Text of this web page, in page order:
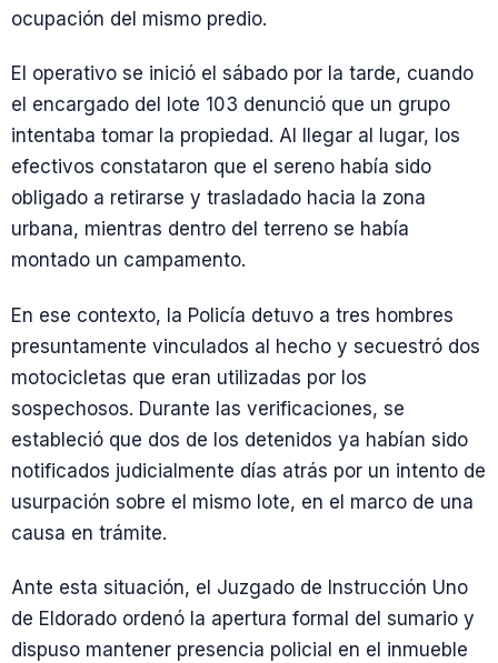
ocupación del mismo predio.
El operativo se inició el sábado por la tarde, cuando
el encargado del lote 103 denunció que un grupo
intentaba tomar la propiedad. Al llegar al lugar, los
efectivos constataron que el sereno había sido
obligado a retirarse y trasladado hacia la zona
urbana, mientras dentro del terreno se había
montado un campamento.
En ese contexto, la Policía detuvo a tres hombres
presuntamente vinculados al hecho y secuestró dos
motocicletas que eran utilizadas por los
sospechosos. Durante las verificaciones, se
estableció que dos de los detenidos ya habían sido
notificados judicialmente días atrás por un intento de
usurpación sobre el mismo lote, en el marco de una
causa en trámite.
Ante esta situación, el Juzgado de Instrucción Uno
de Eldorado ordenó la apertura formal del sumario y
dispuso mantener presencia policial en el inmueble